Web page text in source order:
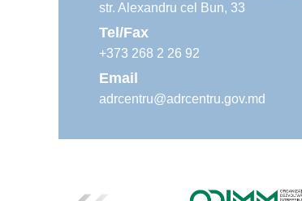
str. Alexandru cel Bun, 33
Tel/Fax
+373 268 2 26 92
Email
adrcentru@adrcentru.gov.md